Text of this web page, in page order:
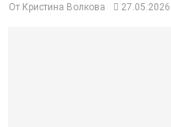
От Кристина Волкова 27.05.2026